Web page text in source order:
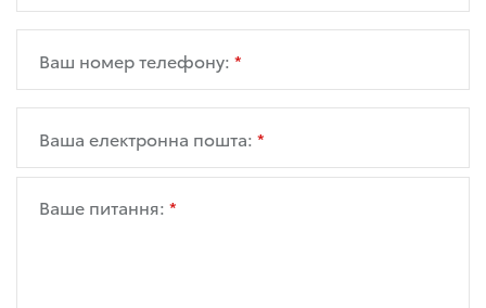
Ваш номер телефону:
Ваша електронна пошта:
Ваше питання: